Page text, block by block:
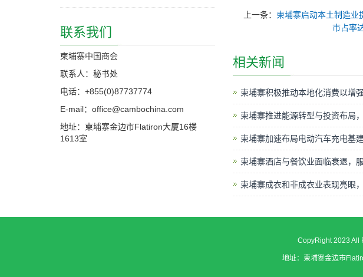
上一条： 柬埔寨启动本土制造业
市占率
相关新闻
柬埔寨积极推动本地化消费以增
柬埔寨推进能源转型与投资布局
柬埔寨加速布局电动汽车充电基
柬埔寨酒店与餐饮业面临衰退，
柬埔寨成衣和非成衣业表现亮眼
联系我们
柬埔寨中国商会
联系人：秘书处
电话：+855(0)87737774
E-mail：office@cambochina.com
地址：柬埔寨金边市Flatiron大厦16楼
1613室
CopyRight 2023 All
地址：柬埔寨金边市